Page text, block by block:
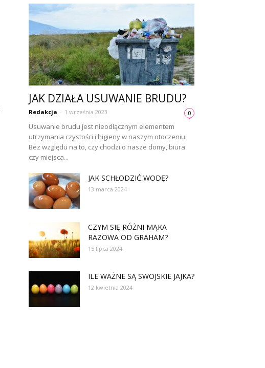
JAK DZIAŁA USUWANIE BRUDU?
Redakcja - 1 września 2023 0
Usuwanie brudu jest nieodłącznym elementem
utrzymania czystości i higieny w naszym otoczeniu.
Bez względu na to, czy chodzi o nasze domy, biura
czy miejsca...
JAK SCHŁODZIĆ WODĘ?
13 marca 2024
CZYM SIĘ RÓŻNI MĄKA
RAZOWA OD GRAHAM?
15 lipca 2024
ILE WAŻNE SĄ SWOJSKIE JAJKA?
12 kwietnia 2024